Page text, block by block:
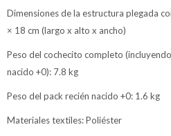
Dimensiones de la estructura plegada
× 18 cm (largo x alto x ancho)
Peso del cochecito completo
nacido +0): 7.8 kg
Peso del pack recién nacido +0: 1.6 kg
Materiales textiles: Poliéster